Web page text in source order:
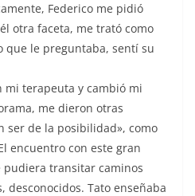
Federico me pidió
otra faceta, me trató como
que le preguntaba, sentí su
mi terapeuta y cambió mi
me dieron otras
ser de la posibilidad», como
encuentro con este gran
transitar caminos
desconocidos. Tato enseñaba